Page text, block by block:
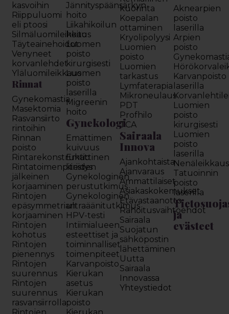
kasvoihin
Riippuluomi
eli ptoosi
Silmäluomileikkaus
Täyteainehoidot
Venyneet
korvanlehdet
Yläluomileikkaus
Rinnat
Gynekomastia
Masektomia
Rasvansiirto
rintoihin
Rinnan
poisto
Rintarekonstruktio
Rintatoimenpiteiden
jälkeinen
korjaaminen
Rintojen
epäsymmetrian
korjaaminen
Rintojen
kohotus
Rintojen
pienennys
Rintojen
suurennus
Rintojen
suurennus
rasvansiirrolla
Jännityspäänsärkyn
hoito
Liikahikoilun
hoito
Luomen
poisto
kirurgisesti
Luomen
poisto
laserilla
Migreenin
hoito
Gynekologi
Emättimen
kuivuus
Emättinen
kiristys
Gynekologinen
perustutkimus
Gynekologinen
ultraäänitutkimus
HPV-testi
Intiimialueen
esteettiset ja
toiminnalliset
toimenpiteet
Karvanpoisto
Kierukan
asetus
Kierukan
poisto
kuorinta
Koepalan
ottaminen
Kryolipolyysi
Luomien
poisto
Luomien
tarkastus
Lymfaterapia
Mikroneulaus
PDT
Profhilo
TCA
Sairaala
Innova
Ajankohtaista
Ajanvaraus
Ammattilaiset
Asiakaskokemukset
Etävastaanotto
Rahoitusvaihtoehdot
Sairaala
Suojatun
sähköpostin
lähettäminen
Uutta
Sairaala
Innovassa
Yhteystiedot
Aknearpien
poisto
laserilla
Arpien
poisto
Karvanpoisto
laserilla
Luomien
poisto
kirurgisesti
Luomien
poisto
laserilla
Nenäleikkaus
Tatuoinnin
poisto
laserilla
ja
evästeet